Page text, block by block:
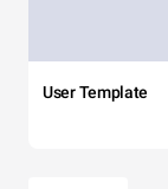
User Template